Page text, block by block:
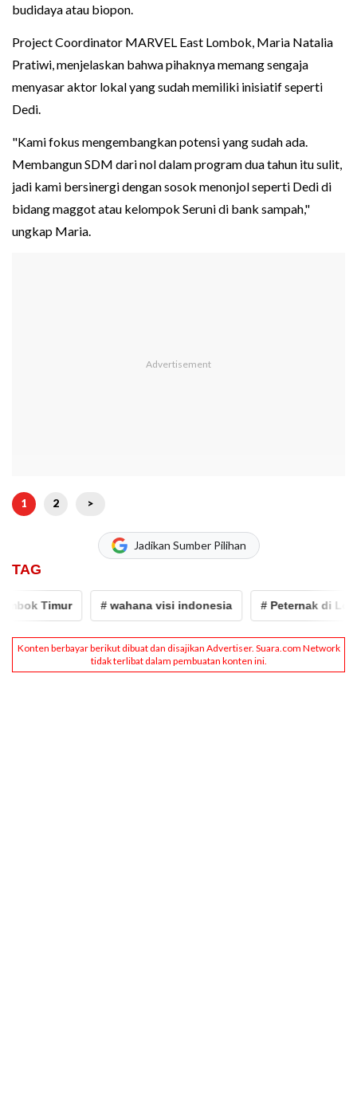
budidaya atau biopon.
Project Coordinator MARVEL East Lombok, Maria Natalia
Pratiwi, menjelaskan bahwa pihaknya memang sengaja
menyasar aktor lokal yang sudah memiliki inisiatif seperti
Dedi.
"Kami fokus mengembangkan potensi yang sudah ada.
Membangun SDM dari nol dalam program dua tahun itu sulit,
jadi kami bersinergi dengan sosok menonjol seperti Dedi di
bidang maggot atau kelompok Seruni di bank sampah,"
ungkap Maria.
1 2 >
Jadikan Sumber Pilihan
TAG
Timur # wahana visi indonesia # Peternak di